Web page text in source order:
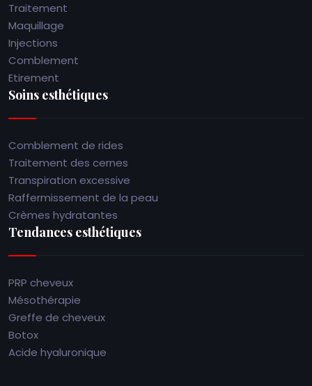
Traitement
Maquillage
Injections
Comblement
Etirement
Soins esthétiques
Comblement de rides
Traitement des cernes
Transpiration excessive
Raffermissement de la peau
Crèmes hydratantes
Tendances esthétiques
PRP cheveux
Mésothérapie
Greffe de cheveux
Botox
Acide hyaluronique